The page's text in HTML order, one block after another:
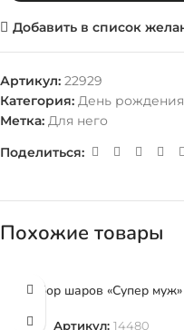
Добавить в список
Артикул: 22929
Категория: День рождения
Метка: Для него
Поделиться:
Похожие товары
Набор шаров «Супер муж»
Артикул: 14480